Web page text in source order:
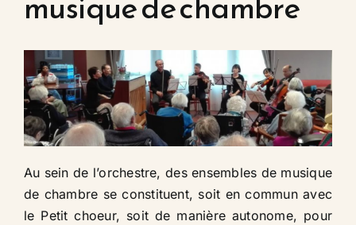
Au sein de l’orchestre, des ensembles de musique
de chambre se constituent, soit en commun avec
le Petit choeur, soit de manière autonome, pour